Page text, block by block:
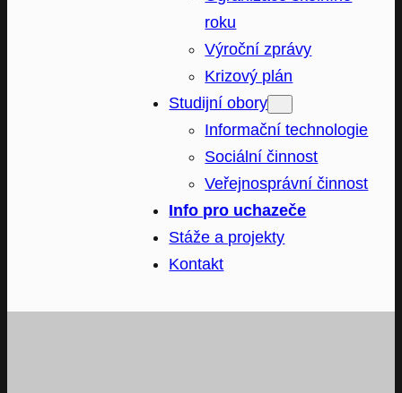
roku
Výroční zprávy
Krizový plán
Studijní obory
Informační technologie
Sociální činnost
Veřejnosprávní činnost
Info pro uchazeče
Stáže a projekty
Kontakt